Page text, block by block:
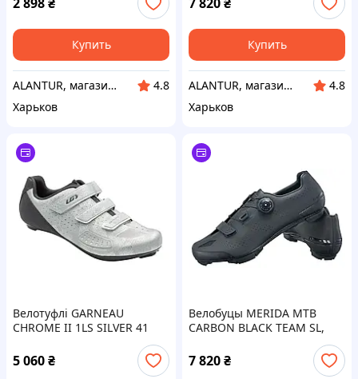
Купить
ALANTUR, магазин туристичного спорядження та велосипедів
4.8
Харьков
подошва
Купить
ALANTUR, магазин туристичного спорядження та велосипедів
4.8
Харьков
Велотуфлі GARNEAU
CHROME II 1LS SILVER 41
для шосейних велосипедів,
SPD
5 060₴
Велобуцы MERIDA MTB
CARBON BLACK TEAM SL,
карбонова подошва,
вентиляція
7 820₴